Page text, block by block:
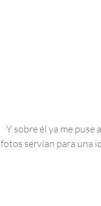
Y sobre él ya me puse
fotos servían para una